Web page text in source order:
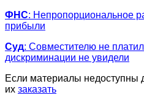
ФНС: Непропорциональное
прибыли
Суд: Совместителю не
дискриминации не увидели
Если материалы недоступны
их заказать